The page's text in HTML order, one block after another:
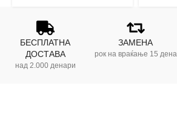
БЕСПЛАТНА
ДОСТАВА
над 2.000 денари
ЗАМЕНА
рок на враќање 15 дена